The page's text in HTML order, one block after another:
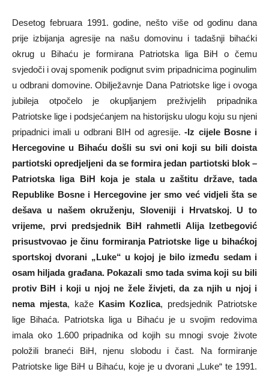
Desetog februara 1991. godine, nešto više od godinu dana
prije izbijanja agresije na našu domovinu i tadašnji bihaćki
okrug u Bihaću je formirana Patriotska liga BiH o čemu
svjedoči i ovaj spomenik podignut svim pripadnicima poginulim
u odbrani domovine. Obilježavnje Dana Patriotske lige i ovoga
jubileja otpočelo je okupljanjem preživjelih pripadnika
Patriotske lige i podsjećanjem na historijsku ulogu koju su njeni
pripadnici imali u odbrani BIH od agresije.-Iz cijele Bosne i
Hercegovine u Bihaću došli su svi oni koji su bili doista
partiotski opredjeljeni da se formira jedan partiotski blok –
Patriotska liga BiH koja je stala u zaštitu države, tada
Republike Bosne i Hercegovine jer smo već vidjeli šta se
dešava u našem okruženju, Sloveniji i Hrvatskoj. U to
vrijeme, prvi predsjednik BiH rahmetli Alija Izetbegović
prisustvovao je činu formiranja Patriotske lige u bihaćkoj
sportskoj dvorani „Luke“ u kojoj je bilo između sedam i
osam hiljada građana. Pokazali smo tada svima koji su bili
protiv BiH i koji u njoj ne žele živjeti, da za njih u njoj i
nema mjesta, kaže Kasim Kozlica, predsjednik Patriotske
lige Bihaća. Patriotska liga u Bihaću je u svojim redovima
imala oko 1.600 pripadnika od kojih su mnogi svoje živote
položili braneći BiH, njenu slobodu i čast. Na formiranje
Patriotske lige BiH u Bihaću, koje je u dvorani „Luke“ te 1991.